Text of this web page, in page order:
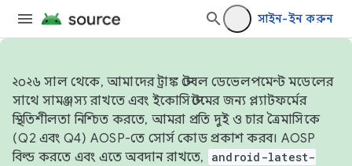
সাইন-ইন করুন
২০২৬ সাল থেকে, আমাদের ট্রাঙ্ক স্টেবল ডেভেলপমেন্ট মডেলের
সাথে সামঞ্জস্য রাখতে এবং ইকোসিস্টেমের জন্য প্ল্যাটফর্মের
স্থিতিশীলতা নিশ্চিত করতে, আমরা প্রতি দুই ও চার ত্রৈমাসিকে
(Q2 এবং Q4) AOSP-তে সোর্স কোড প্রকাশ করব। AOSP
বিল্ড করতে এবং এতে অবদান রাখতে,
android-latest-